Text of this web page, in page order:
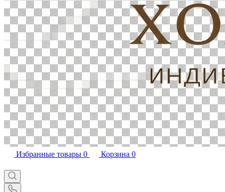
Избранные товары 0 Корзина 0